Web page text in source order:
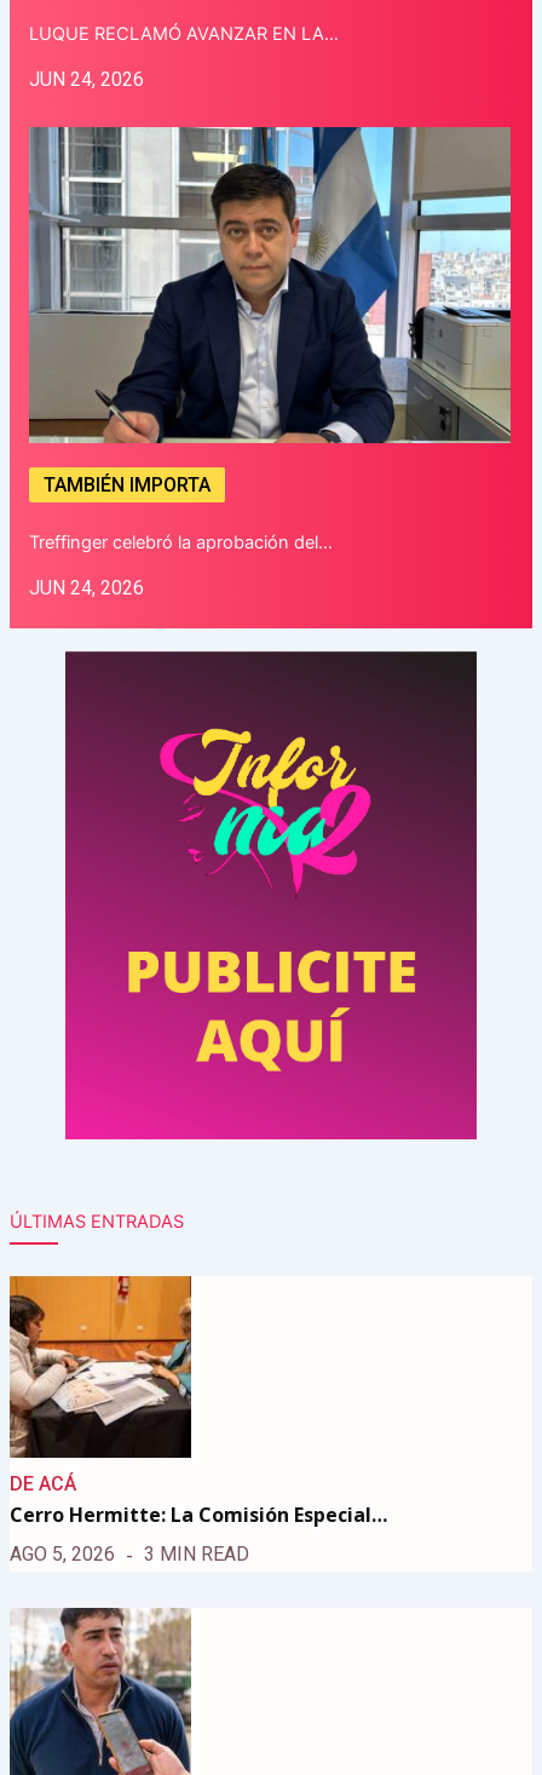
LUQUE RECLAMÓ AVANZAR EN LA…
JUN 24, 2026
TAMBIÉN IMPORTA
Treffinger celebró la aprobación del…
JUN 24, 2026
ÚLTIMAS ENTRADAS
DE ACÁ
Cerro Hermitte: La Comisión Especial…
AGO 5, 2026 3 MIN READ